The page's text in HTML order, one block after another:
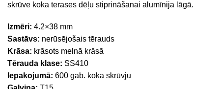
skrūve koka terases dēļu stiprināšanai alumīnija lāgā.
Izmēri: 4.2×38 mm
Sastāvs: nerūsējošais tērauds
Krāsa: krāsots melnā krāsā
Tērauda klase: SS410
Iepakojumā: 600 gab. koka skrūvju